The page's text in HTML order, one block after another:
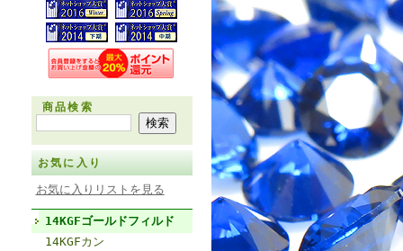
商品検索
お気に入り
お気に入りリストを見る
14KGFゴールドフィルド
14KGFカン